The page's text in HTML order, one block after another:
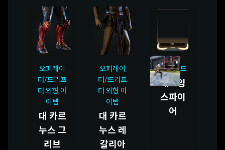
오퍼레이
터/드리프
터 외형 아
이템
대 카르
누스 그
리브
오퍼레이
터/드리프
터 외형 아
이템
대 카르
누스 레
갈리아
총검 모드
해로잉
스파이
어